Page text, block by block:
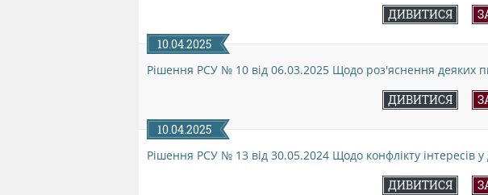
ДИВИТИСЯ
10.04.2025
Рішення РСУ № 10 від 06.03.2025 Щодо роз'яснення деяких
ДИВИТИСЯ
10.04.2025
Рішення РСУ № 13 від 30.05.2024 Щодо конфлікту інтересів у
ДИВИТИСЯ